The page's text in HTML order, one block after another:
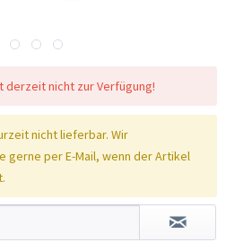
derzeit nicht zur Verfügung!
nicht lieferbar. Wir
gerne per E-Mail, wenn der Artikel